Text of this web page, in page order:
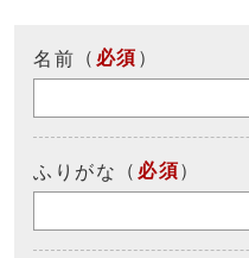
名前 （ 必須 ）
ふりがな （ 必須）